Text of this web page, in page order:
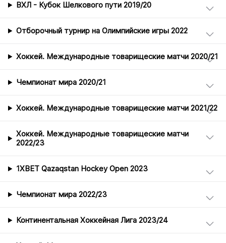
ВХЛ - Кубок Шелкового пути 2019/20
Отборочный турнир на Олимпийские игры 2022
Хоккей. Международные товарищеские матчи 2020/21
Чемпионат мира 2020/21
Хоккей. Международные товарищеские матчи 2021/22
Хоккей. Международные товарищеские матчи
2022/23
1XBET Qazaqstan Hockey Open 2023
Чемпионат мира 2022/23
Континентальная Хоккейная Лига 2023/24